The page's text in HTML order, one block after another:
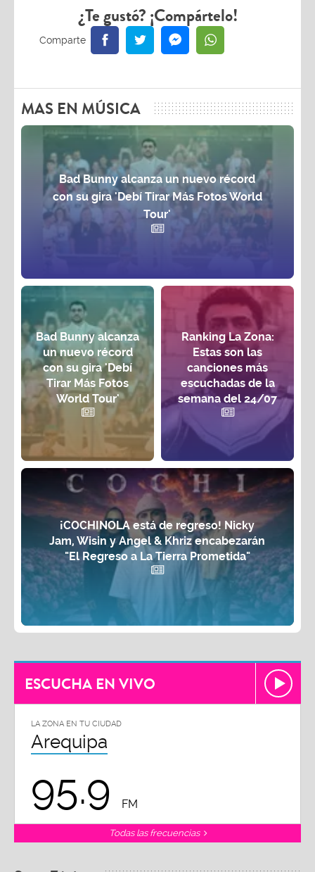
¿Te gustó? ¡Compártelo!
MAS EN MÚSICA
Bad Bunny alcanza un nuevo récord
con su gira 'Debí Tirar Más Fotos World
Tour'
Bad Bunny alcanza
un nuevo récord
con su gira 'Debí
Tirar Más Fotos
World Tour'
Ranking La Zona:
Estas son las
canciones más
escuchadas de la
semana del 24/07
¡COCHINOLA está de regreso! Nicky
Jam, Wisin y Angel & Khriz encabezarán
"El Regreso a La Tierra Prometida"
ESCUCHA EN VIVO
LA ZONA EN TU CIUDAD
Arequipa
95.9 FM
Todas las frecuencias